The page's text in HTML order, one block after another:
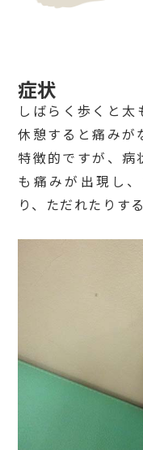
症状
しばらく歩くと太
休憩すると痛みが
特徴的ですが、病
も痛みが出現し
り、ただれたりす